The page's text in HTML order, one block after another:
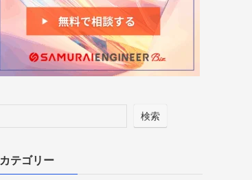
検索
カテゴリー